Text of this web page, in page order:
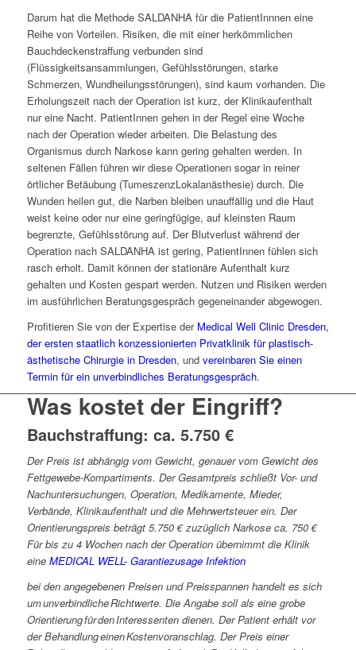
Darum hat die Methode SALDANHA für die PatientInnnen eine
Reihe von Vorteilen. Risiken, die mit einer herkömmlichen
Bauchdeckenstraffung verbunden sind
(Flüssigkeitsansammlungen, Gefühlsstörungen, starke
Schmerzen, Wundheilungsstörungen), sind kaum vorhanden. Die
Erholungszeit nach der Operation ist kurz, der Klinikaufenthalt
nur eine Nacht. PatientInnen gehen in der Regel eine Woche
nach der Operation wieder arbeiten. Die Belastung des
Organismus durch Narkose kann gering gehalten werden. In
seltenen Fällen führen wir diese Operationen sogar in reiner
örtlicher Betäubung (TumeszenzLokalanästhesie) durch. Die
Wunden heilen gut, die Narben bleiben unauffällig und die Haut
weist keine oder nur eine geringfügige, auf kleinsten Raum
begrenzte, Gefühlsstörung auf. Der Blutverlust während der
Operation nach SALDANHA ist gering, PatientInnen fühlen sich
rasch erholt. Damit können der stationäre Aufenthalt kurz
gehalten und Kosten gespart werden. Nutzen und Risiken werden
im ausführlichen Beratungsgespräch gegeneinander abgewogen.
Profitieren Sie von der Expertise der Medical Well Clinic Dresden,
der ersten staatlich konzessionierten Privatklinik für plastisch-
ästhetische Chirurgie in Dresden, und vereinbaren Sie einen
Termin für ein unverbindliches Beratungsgespräch.
Was kostet der Eingriff?
Bauchstraffung: ca. 5.750 €
Der Preis ist abhängig vom Gewicht, genauer vom Gewicht des
Fettgewebe-Kompartiments. Der Gesamtpreis schließt Vor- und
Nachuntersuchungen, Operation, Medikamente, Mieder,
Verbände, Klinikaufenthalt und die Mehrwertsteuer ein. Der
Orientierungspreis beträgt 5.750 € zuzüglich Narkose ca. 750 €
Für bis zu 4 Wochen nach der Operation übernimmt die Klinik
eine MEDICAL WELL- Garantiezusage Infektion
bei den angegebenen Preisen und Preisspannen handelt es sich
um unverbindliche Richtwerte. Die Angabe soll als eine grobe
Orientierung für den Interessenten dienen. Der Patient erhält vor
der Behandlung einen Kostenvoranschlag. Der Preis einer